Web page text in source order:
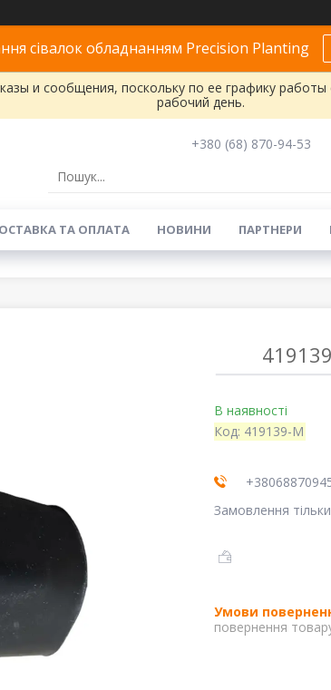
сівалок обладнанням Precision Planting
и сообщения, поскольку по ее графику
рабочий день.
+380 (68) 870-94-53
ТА ОПЛАТА НОВИНИ ПАРТНЕРИ
В наявності
Код: 419139-M
Замовлення
повернення